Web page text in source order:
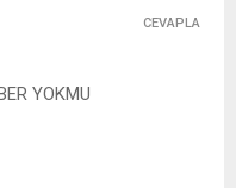
YOKMU
CEVAPLA